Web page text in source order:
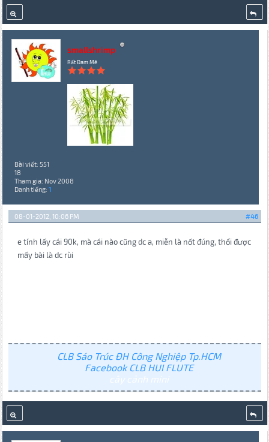
smallshrimp
Rất Đam Mê
Bài viết: 551
18
Tham gia: Nov 2008
Danh tiếng: 1
#46
08-01-2012, 10:06 PM
e tính lấy cái 90k, mà cái nào cũng dc a, miễn là nốt đúng, thổi được
mấy bài là dc rùi
CLB Sáo Trúc ĐH Công Nghiệp Tp.HCM
Facebook CLB HUI FLUTE
cây cảnh mini